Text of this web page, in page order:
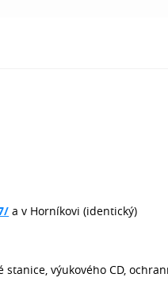
a v Horníkovi (identický)
výukového CD,